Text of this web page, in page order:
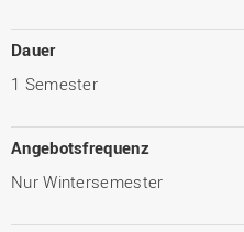
Dauer
1 Semester
Angebotsfrequenz
Nur Wintersemester